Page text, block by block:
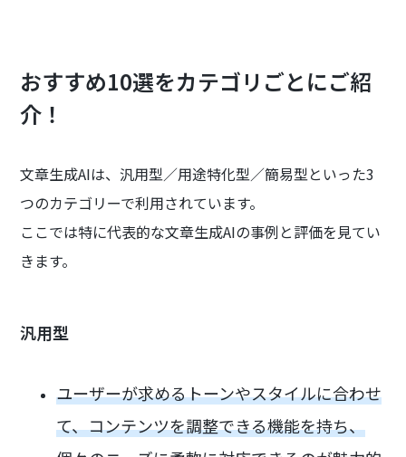
おすすめ10選をカテゴリごとにご紹
介！
文章生成AIは、汎用型／用途特化型／簡易型といった3
つのカテゴリーで利用されています。
ここでは特に代表的な文章生成AIの事例と評価を見てい
きます。
汎用型
ユーザーが求めるトーンやスタイルに合わせ
て、コンテンツを調整できる機能を持ち、